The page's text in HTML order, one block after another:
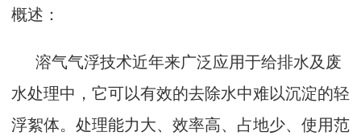
概述：
溶气气浮技术近年来广泛应用于给排水及废
水处理中，它可以有效的去除水中难以沉淀的轻
浮絮体。处理能力大、效率高、占地少、使用范